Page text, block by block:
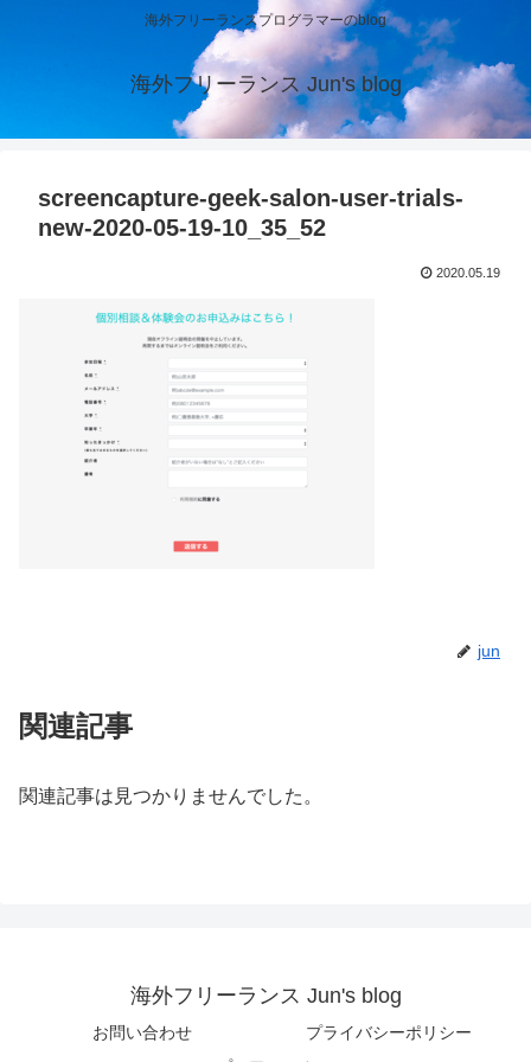
海外フリーランスプログラマーのblog
海外フリーランス Jun's blog
screencapture-geek-salon-user-trials-
new-2020-05-19-10_35_52
2020.05.19
jun
関連記事
関連記事は見つかりませんでした。
海外フリーランス Jun's blog
お問い合わせ
プライバシーポリシー